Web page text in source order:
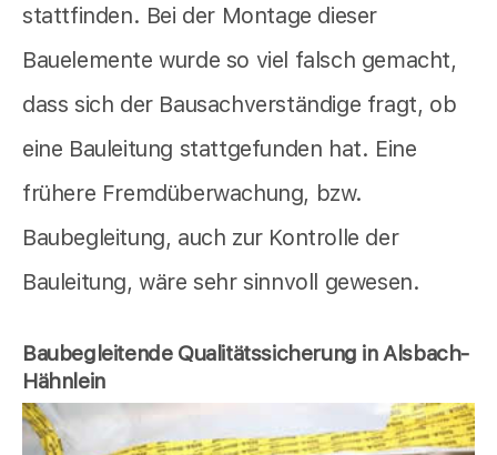
stattfinden. Bei der Montage dieser
Bauelemente wurde so viel falsch gemacht,
dass sich der Bausachverständige fragt, ob
eine Bauleitung stattgefunden hat. Eine
frühere Fremdüberwachung, bzw.
Baubegleitung, auch zur Kontrolle der
Bauleitung, wäre sehr sinnvoll gewesen.
Baubegleitende Qualitätssicherung in Alsbach-
Hähnlein